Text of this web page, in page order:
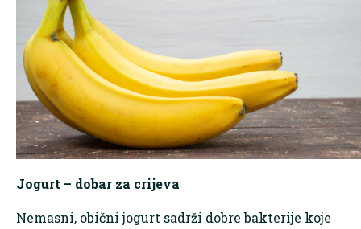
Jogurt – dobar za crijeva
Nemasni, obični jogurt sadrži dobre bakterije koje